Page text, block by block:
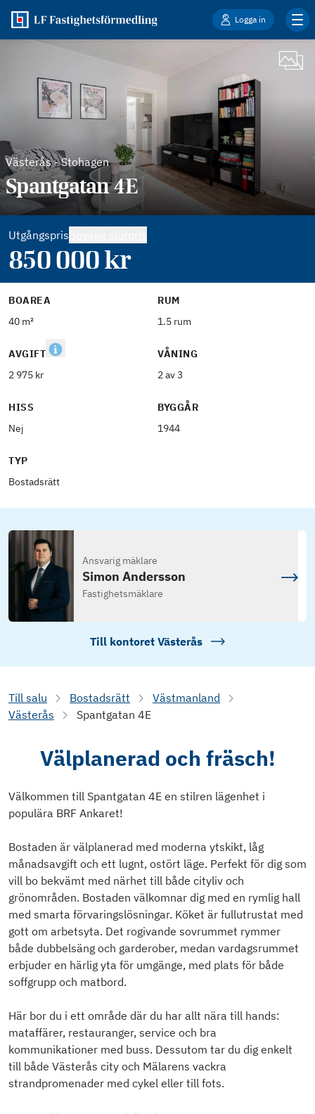
Logga in
Västerås-Stohagen
Spantgatan 4E
Utgångspris
850 000kr
BOAREA
40 m²
RUM
1.5 rum
AVGIFT
2 975 kr
VÅNING
2 av 3
HISS
Nej
BYGGÅR
1944
TYP
Bostadsrätt
Ansvarig mäklare
Simon Andersson
Fastighetsmäklare
Till kontoret Västerås
Till salu Bostadsrätt
Västmanland
Västerås
Spantgatan 4E
Välplanerad och fräsch!
Välkommen till Spantgatan 4E en stilren lägenhet i
populära BRF Ankaret!
Bostaden är välplanerad med moderna ytskikt, låg
månadsavgift och ett lugnt, ostört läge. Perfekt för dig som
vill bo bekvämt med närhet till både cityliv och
grönområden. Bostaden välkomnar dig med en rymlig hall
med smarta förvaringslösningar. Köket är fullutrustat med
gott om arbetsyta. Det rogivande sovrummet rymmer
både dubbelsäng och garderober, medan vardagsrummet
erbjuder en härlig yta för umgänge, med plats för både
soffgrupp och matbord.
Här bor du i ett område där du har allt nära till hands:
mataffärer, restauranger, service och bra
kommunikationer med buss. Dessutom tar du dig enkelt
till både Västerås city och Mälarens vackra
strandpromenader med cykel eller till fots.